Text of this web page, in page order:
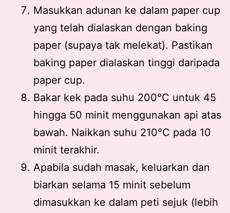
Masukkan adunan ke dalam paper cup
yang telah dialaskan dengan baking
paper (supaya tak melekat). Pastikan
baking paper dialaskan tinggi daripada
paper cup.
Bakar kek pada suhu 200°C untuk 45
hingga 50 minit menggunakan api atas
bawah. Naikkan suhu 210°C pada 10
minit terakhir.
Apabila sudah masak, keluarkan dan
biarkan selama 15 minit sebelum
dimasukkan ke dalam peti sejuk (lebih